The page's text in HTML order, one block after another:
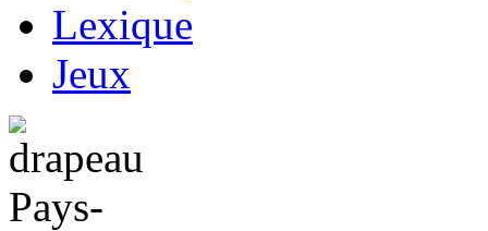
Lexique
Jeux